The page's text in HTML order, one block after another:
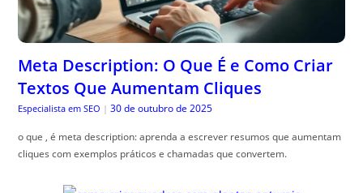
Meta Description: O Que É e Como Criar
Textos Que Aumentam Cliques
Especialista em SEO | 30 de outubro de 2025
o que , é meta description: aprenda a escrever resumos que aumentam
cliques com exemplos práticos e chamadas que convertem.